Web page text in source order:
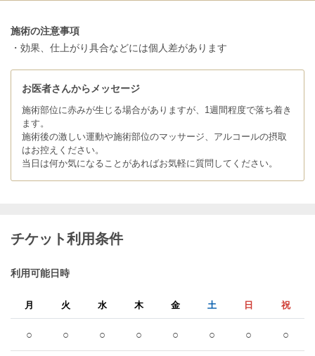
施術の注意事項
・効果、仕上がり具合などには個人差があります
お医者さんからメッセージ
施術部位に赤みが生じる場合がありますが、1週間程度で落ち着き
ます。
施術後の激しい運動や施術部位のマッサージ、アルコールの摂取
はお控えください。
当日は何か気になることがあればお気軽に質問してください。
チケット利用条件
利用可能日時
月 火 水 木 金 土 日 祝
○ ○ ○ ○ ○ ○ ○ ○